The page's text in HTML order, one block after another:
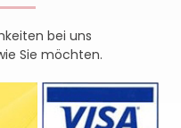
bei uns
Sie möchten.